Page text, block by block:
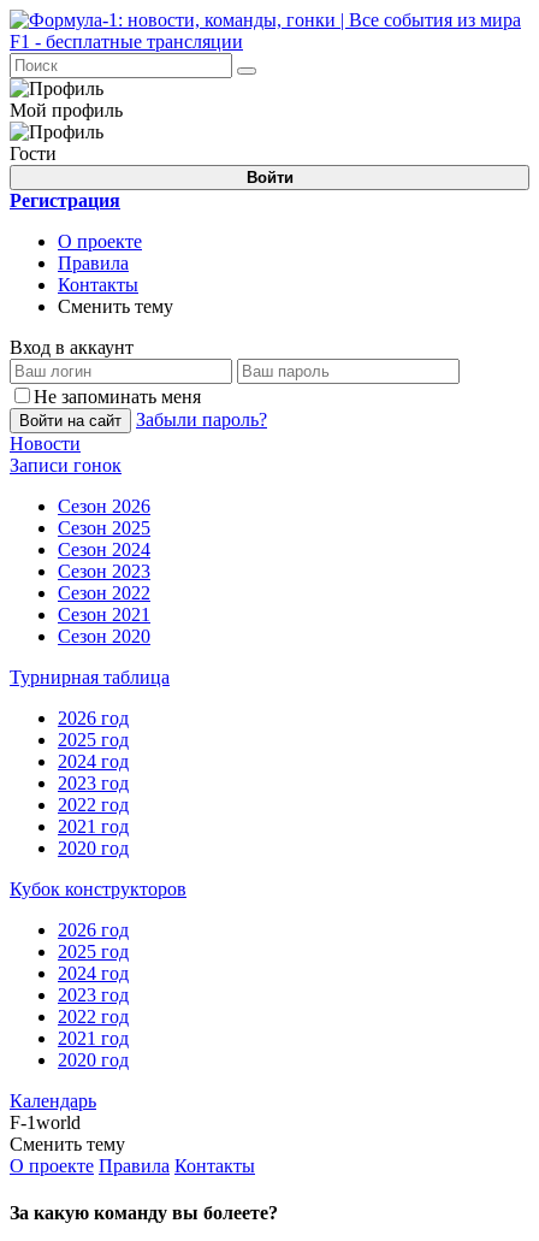
Мой профиль
Гости
Войти
Регистрация
О проекте
Правила
Контакты
Сменить тему
Вход в аккаунт
Не запоминать меня
Войти на сайт
Забыли пароль?
Новости
Записи гонок
Сезон 2026
Сезон 2025
Сезон 2024
Сезон 2023
Сезон 2022
Сезон 2021
Сезон 2020
Турнирная таблица
2026 год
2025 год
2024 год
2023 год
2022 год
2021 год
2020 год
Кубок конструкторов
2026 год
2025 год
2024 год
2023 год
2022 год
2021 год
2020 год
Календарь
F-1world
Сменить тему
О проекте Правила Контакты
За какую команду вы болеете?